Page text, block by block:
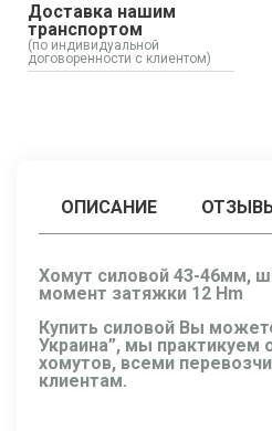
Доставка нашим
транспортом
(по индивидуальной
договоренности с клиентом)
ОПИСАНИЕ
Хомут силовой 43-46мм,
момент затяжки 12 Hm
Купить силовой Вы
Украина”, мы практикуем
хомутов, всеми
клиентам.